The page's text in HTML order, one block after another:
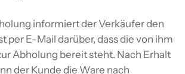
informiert der Verkäufer den
per E-Mail darüber, dass die von ihm
Abholung bereit steht. Nach Erhalt
der Kunde die Ware nach